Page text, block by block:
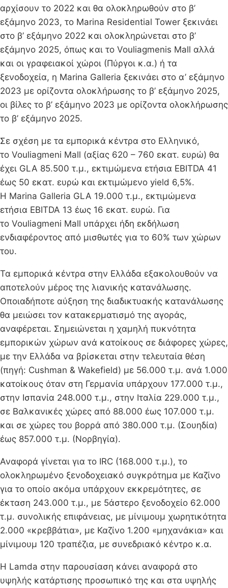
αρχίσουν το 2022 και θα ολοκληρωθούν στο β’
εξάμηνο 2023, το Marina Residential Tower ξεκινάει
στο β’ εξάμηνο 2022 και ολοκληρώνεται στο β’
εξάμηνο 2025, όπως και το Vouliagmenis Mall αλλά
και οι γραφειακοί χώροι (Πύργοι κ.α.) ή τα
ξενοδοχεία, η Marina Galleria ξεκινάει στο α’ εξάμηνο
2023 με ορίζοντα ολοκλήρωσης το β’ εξάμηνο 2025,
οι βίλες το β’ εξάμηνο 2023 με ορίζοντα ολοκλήρωσης
το β’ εξάμηνο 2025.
Σε σχέση με τα εμπορικά κέντρα στο Ελληνικό,
το Vouliagmeni Mall (αξίας 620 – 760 εκατ. ευρώ) θα
έχει GLA 85.500 τ.μ., εκτιμώμενα ετήσια EBITDA 41
έως 50 εκατ. ευρώ και εκτιμώμενο yield 6,5%.
Η Marina Galleria GLA 19.000 τ.μ., εκτιμώμενα
ετήσια EBITDA 13 έως 16 εκατ. ευρώ. Για
το Vouliagmeni Mall υπάρχει ήδη εκδήλωση
ενδιαφέροντος από μισθωτές για το 60% των χώρων
του.
Τα εμπορικά κέντρα στην Ελλάδα εξακολουθούν να
αποτελούν μέρος της λιανικής κατανάλωσης.
Οποιαδήποτε αύξηση της διαδικτυακής κατανάλωσης
θα μειώσει τον κατακερματισμό της αγοράς,
αναφέρεται. Σημειώνεται η χαμηλή πυκνότητα
εμπορικών χώρων ανά κατοίκους σε διάφορες χώρες,
με την Ελλάδα να βρίσκεται στην τελευταία θέση
(πηγή: Cushman & Wakefield) με 56.000 τ.μ. ανά 1.000
κατοίκους όταν στη Γερμανία υπάρχουν 177.000 τ.μ.,
στην Ισπανία 248.000 τ.μ., στην Ιταλία 229.000 τ.μ.,
σε Βαλκανικές χώρες από 88.000 έως 107.000 τ.μ.
και σε χώρες του βορρά από 380.000 τ.μ. (Σουηδία)
έως 857.000 τ.μ. (Νορβηγία).
Αναφορά γίνεται για το IRC (168.000 τ.μ.), το
ολοκληρωμένο ξενοδοχειακό συγκρότημα με Καζίνο
για το οποίο ακόμα υπάρχουν εκκρεμότητες, σε
έκταση 243.000 τ.μ., με 5άστερο ξενοδοχείο 62.000
τ.μ. συνολικής επιφάνειας, με μίνιμουμ χωρητικότητα
2.000 «κρεββάτια», με Καζίνο 1.200 «μηχανάκια» και
μίνιμουμ 120 τραπέζια, με συνεδριακό κέντρο κ.α.
Η Lamda στην παρουσίαση κάνει αναφορά στο
υψηλής κατάρτισης προσωπικό της και στα υψηλής